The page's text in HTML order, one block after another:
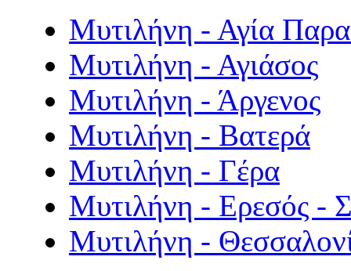
Μυτιλήνη - Αγία
Μυτιλήνη - Αγιάσος
Μυτιλήνη - Άργενος
Μυτιλήνη - Βατερά
Μυτιλήνη - Γέρα
Μυτιλήνη - Ερεσός -
Μυτιλήνη -